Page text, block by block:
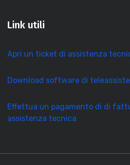
Link utili
Apri un ticket di assistenza
Download software di
Effettua un pagamento di di
assistenza tecnica